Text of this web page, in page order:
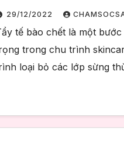
Ichi Beauty có
29/12/2022
tế bào chết là một
trong chu trình
loại bỏ các lớp sừng